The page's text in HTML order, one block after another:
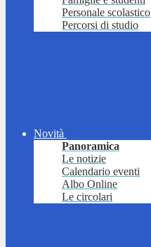
Personale scolastico
Percorsi di studio
Novità
Panoramica
Le notizie
Calendario eventi
Albo Online
Le circolari